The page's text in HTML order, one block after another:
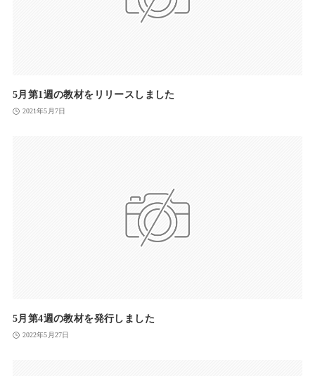
5月第1週の教材をリリースしました
2021年5月7日
5月第4週の教材を発行しました
2022年5月27日